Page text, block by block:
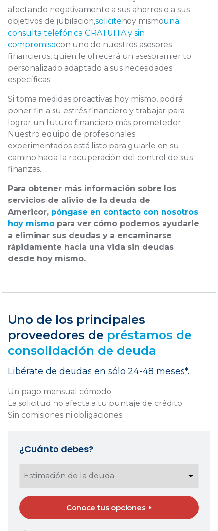
afectando negativamente a sus ahorros o a sus
objetivos de jubilación,solicite hoy mismouna
consulta telefónica GRATUITA y sin
compromisocon uno de nuestros asesores
financieros, quien le ofrecerá un asesoramiento
personalizado adaptado a sus necesidades
específicas.
Si toma medidas proactivas hoy mismo, podrá
poner fin a su estrés financiero y trabajar para
lograr un futuro financiero más prometedor.
Nuestro equipo de profesionales
experimentados está listo para guiarle en su
camino hacia la recuperación del control de sus
finanzas.
Para obtener más información sobre los
servicios de alivio de la deuda de
Americor, póngase en contacto con nosotros
hoy mismo para ver cómo podemos ayudarle
a eliminar sus deudas y a encaminarse
rápidamente hacia una vida sin deudas
desde hoy mismo.
Uno de los principales
proveedores de préstamos de
consolidación de deuda
Libérate de deudas en sólo 24-48 meses*.
Un pago mensual cómodo
La solicitud no afecta a tu puntaje de crédito
Sin comisiones ni obligaciones
¿Cuánto debes?
Conoce tus opciones